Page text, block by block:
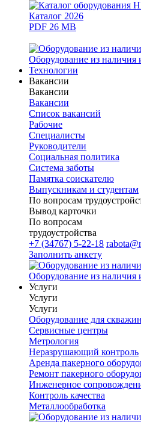
Каталог 2026
PDF 26 MB
Оборудование из наличия
Технологии
Вакансии
Вакансии
Вакансии
Список вакансий
Рабочие
Специалисты
Руководители
Cоциальная политика
Система заботы
Памятка соискателю
Выпускникам и студентам
По вопросам
Вывод карточки
По вопросам
трудоустройства
+7 (34767) 5-22-18
Заполнить анкету
Оборудование из наличия
Услуги
Услуги
Услуги
Оборудование для скважин
Сервисные центры
Метрология
Неразрушающий контроль
Аренда пакерного
Ремонт пакерного
Инженерное
Контроль качества
Металлообработка